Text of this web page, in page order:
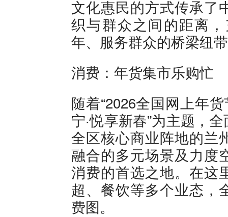
文化惠民的方式传承了
织与群众之间的距离
年、服务群众的桥梁纽
消费：年货集市乐购忙
随着“2026全国网上年
宁·悦享新春”为主题，
全区核心商业阵地的兰
融合的多元场景及力度
消费的首选之地。在这
超、餐饮等多个业态，
费图。